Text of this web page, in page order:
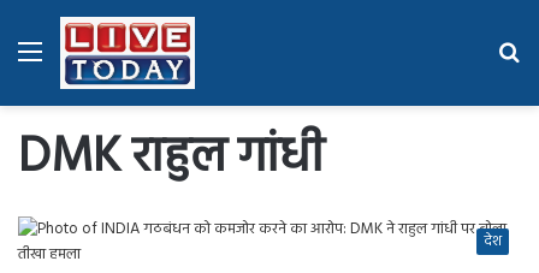
Menu
DMK राहुल गांधी
देश